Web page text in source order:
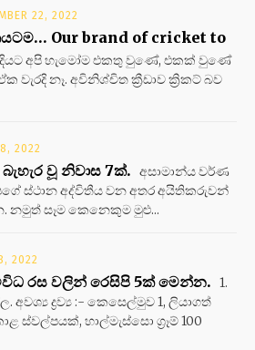
22, 2022
Our brand of cricket to
අපි හැමෝම එකතු වුණේ, එකක් වුණේ
වැරදි නෑ. අවිනිශ්චිත ක්‍රීඩාව ක්‍රිකට් බව
2022
වූ නිවාස 7ක්. අසාමාන්ය වර්ණ
ස්ථාන අද්විතීය වන අතර අයිතිකරුවන්
සෑම කෙනෙකුම මුළු...
2022
රස වලින් රෙසිපි 5ක් මෙන්න. 1.
ද්‍රව්‍ය :- කෙසෙල්මුව 1, ලියාගත්
ස්වල්පයක්, හාල්මැස්සො ග්‍රෑම් 100